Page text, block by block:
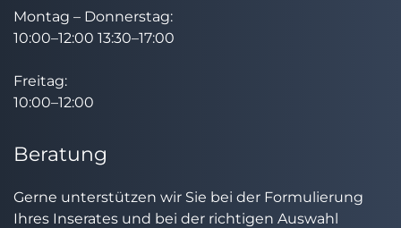
Montag – Donnerstag:
10:00–12:00 13:30–17:00
Freitag:
10:00–12:00
Beratung
Gerne unterstützen wir Sie bei der Formulierung
Ihres Inserates und bei der richtigen Auswahl